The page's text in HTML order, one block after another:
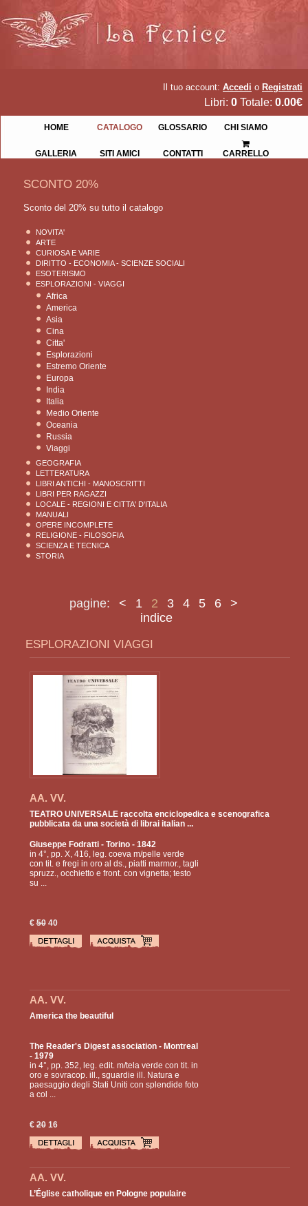
Il tuo account: Accedi o Registrati
Libri: 0 Totale: 0.00€
HOME CATALOGO GLOSSARIO CHI SIAMO
GALLERIA SITI AMICI CONTATTI CARRELLO
SCONTO 20%
Sconto del 20% su tutto il catalogo
NOVITA'
ARTE
CURIOSA E VARIE
DIRITTO - ECONOMIA - SCIENZE SOCIALI
ESOTERISMO
ESPLORAZIONI - VIAGGI
Africa
America
Asia
Cina
Citta'
Esplorazioni
Estremo Oriente
Europa
India
Italia
Medio Oriente
Oceania
Russia
Viaggi
GEOGRAFIA
LETTERATURA
LIBRI ANTICHI - MANOSCRITTI
LIBRI PER RAGAZZI
LOCALE - REGIONI E CITTA' D'ITALIA
MANUALI
OPERE INCOMPLETE
RELIGIONE - FILOSOFIA
SCIENZA E TECNICA
STORIA
pagine: < 1 2 3 4 5 6
>
indice
ESPLORAZIONI VIAGGI
AA. VV.
TEATRO UNIVERSALE raccolta enciclopedica e scenografica
pubblicata da una società di librai italian ...
Giuseppe Fodratti- Torino - 1842
in 4°, pp. X, 416, leg. coeva m/pelle verde
con tit. e fregi in oro al ds., piatti marmor., tagli
spruzz., occhietto e front. con vignetta; testo
su ...
€5040
AA. VV.
America the beautiful
The Reader's Digest association- Montreal
- 1979
in 4°, pp. 352, leg. edit. m/tela verde con tit. in
oro e sovracop. ill., sguardie ill. Natura e
paesaggio degli Stati Uniti con splendide foto
a col ...
€2016
AA. VV.
L’Église catholique en Pologne populaire